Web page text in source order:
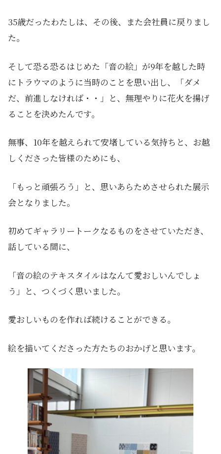
35歳だったわたしは、その後、また会社員に戻りまし
た。
そして恐る恐るはじめた「音の絵」が9年を越した時
にトラウマのように当時のことを思い出し、「ダメ
だ、前進しなければ・・」と、無理やりに花火を揚げ
ることを決めたんです。
無事、10年を越えられて安堵している気持ちと、お越
しくださった皆様のためにも、
「もっと頑張ろう」と、思いあらためさせられた展示
会となりました。
初めてギャラリートークなるものをさせていただき、
話している間に、
「音の絵のテキスタイルはなんて愛おしいんでしょ
う」と、つくづく思いました。
愛おしいものを作れば続けることができる。
絵を描いてくださった方たちのおかげと思います。